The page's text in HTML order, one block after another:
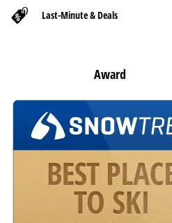
Last-Minute & Deals
Award